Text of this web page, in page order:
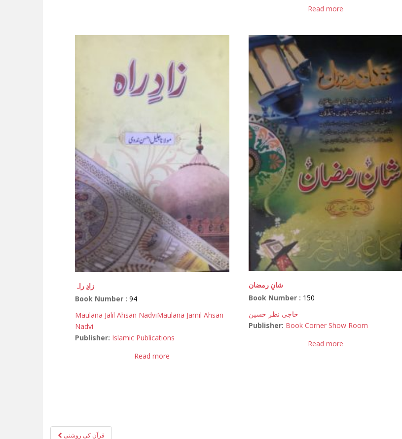
Read more
زادِ راہ
Book Number : 94
Maulana Jalil Ahsan NadviMaulana Jamil Ahsan
Nadvi
Publisher: Islamic Publications
Read more
شانِ رمضان
Book Number : 150
حاجی نظر حسین
Publisher: Book Corner Show Room
Read more
Postقرآن کی روشنی